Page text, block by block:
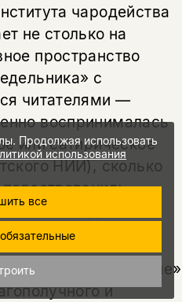
чародейства
не столько на
пространство
с
читателями —
воспринималась
или сатирическое
НИИ), сколько
или даже
«Пикнике на обочине»
и
Продолжая использовать
использования
все